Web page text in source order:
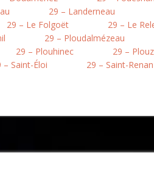
29 – Landerneau
29 – Le Folgoët 29 – Le
29 – Ploudalmézeau
29 – Plouhinec 29 –
– Saint-Éloi 29 – Saint-Renan